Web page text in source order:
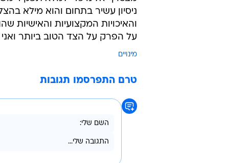
לקוחות פרטים ובמשך כשמונה
לקוחות טלפוני בחטיבת הלקוחות.
דרור בוגר תואר ראשון במדעי
מצטרף אלינו כדי למלא תפקיד
ניסיון עשיר בתחום והוא מילא
והאיכויות המקצועיות
על הפרק על הצד הטוב ביותר